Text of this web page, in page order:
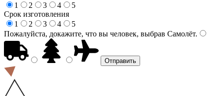
1
2 3 4
5
Срок изготовления
1
2 3 4
5
Пожалуйста, докажите, что вы человек, выбрав Самолёт.